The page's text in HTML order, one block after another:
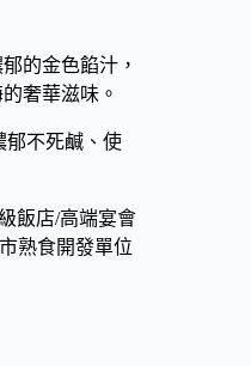
的金色餡汁，
奢華滋味。
郁不死鹹、使
飯店/高端宴會
熟食開發單位